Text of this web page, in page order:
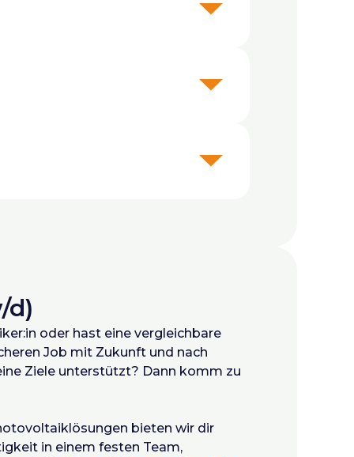
an bestehenden Anlagen
mit Anhänger (alt: FS 3),
d)
oder hast eine vergleichbare
Job mit Zukunft und nach
Ziele unterstützt? Dann komm zu
bieten wir dir
in einem festen Team,